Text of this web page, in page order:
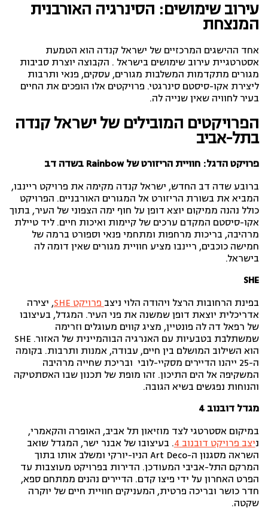
עירוב שימושים: הסינרגיה האורבנית
המנצחת
אחד ההישגים המרכזיים של ישראל קנדה הוא הטמעת
אסטרטגיית עירוב שימושים בישראל . הקבוצה יוצרת סביבות
מגורים מתקדמות המשלבות מגורים, עסקים, פנאי ותרבות
ליצירת אקו-סיסטם סינרגטי. פרויקטים אלו הופכים את החיים
בעיר לחוויה שאין שנייה לה.
הפרויקטים המובילים של ישראל קנדה
בתל-אביב
פרויקט הדגל: חוויית הריזורט של Rainbow בשדה דב
ברובע שדה דב החדש, ישראל קנדה מקימה את פרויקט ריינבו,
המביא את בשורת הריזורט אל המגורים האורבניים. הפרויקט
כולל נהנה ממיקום יוצא דופן על חוף ימה הצפוני של העיר, בתוך
אקו-סיסטם המקדם ערכים של קיימות ואיכות חיים. ליד טיילת
מרהיבה, בריכות מרחפות ומתחמי פנאי וספורט ברמה של
חמישה כוכבים, ריינבו מציע חוויית מגורים שאין דומה לה
בישראל.
SHE
בפינת הרחובות הרצל ויהודה הלוי ניצב פרויקט SHE
, יצירה
אדריכלית יוצאת דופן שמשנה את פני העיר. המגדל, בעיצובו
של רפאל דה לה פונטיין, מציג קווים מעוגלים וזרימה
שמשתלבת בטבעיות עם האנרגיה הבוהמיינית של האזור. SHE
הוא השילוב המושלם בין חיים, עבודה, אמנות ותרבות. בקומה
ה-25 ייהנו הדיירים מסקיי-לובי ובריכת שחייה מרהיבה
המשקיפה אל הים התיכון. זהו מופת של תכנון שבו האסתטיקה
והנוחות נפגשים בשיא הגובה.
מגדל דובנוב 4
במיקום אסטרטגי לצד מוזיאון תל אביב, האופרה והקאמרי,
ניצב פרויקט דובנוב 4
. בעיצובו של אבנר ישר, המגדל שואב
השראה מסגנון ה-Art Deco הניו-יורקי ומשלב אותו בתוך
המרקם התל-אביבי המעודכן. הדירות בפרויקט מעוצבות עד
הפרט האחרון על ידי פיצו קדם. הדיירים נהנים ממתחם ספא,
חדר כושר ובריכה פרטית, המעניקים חוויית חיים של יוקרה
שקטה.